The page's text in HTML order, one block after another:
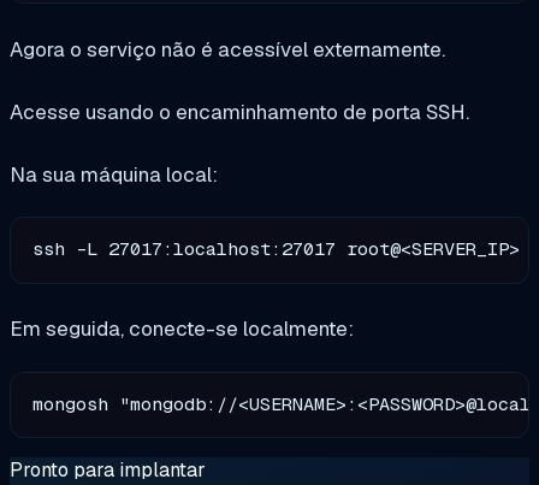
Agora o serviço não é acessível externamente.
Acesse usando o encaminhamento de porta SSH.
Na sua máquina local:
Em seguida, conecte-se localmente:
Pronto para implantar